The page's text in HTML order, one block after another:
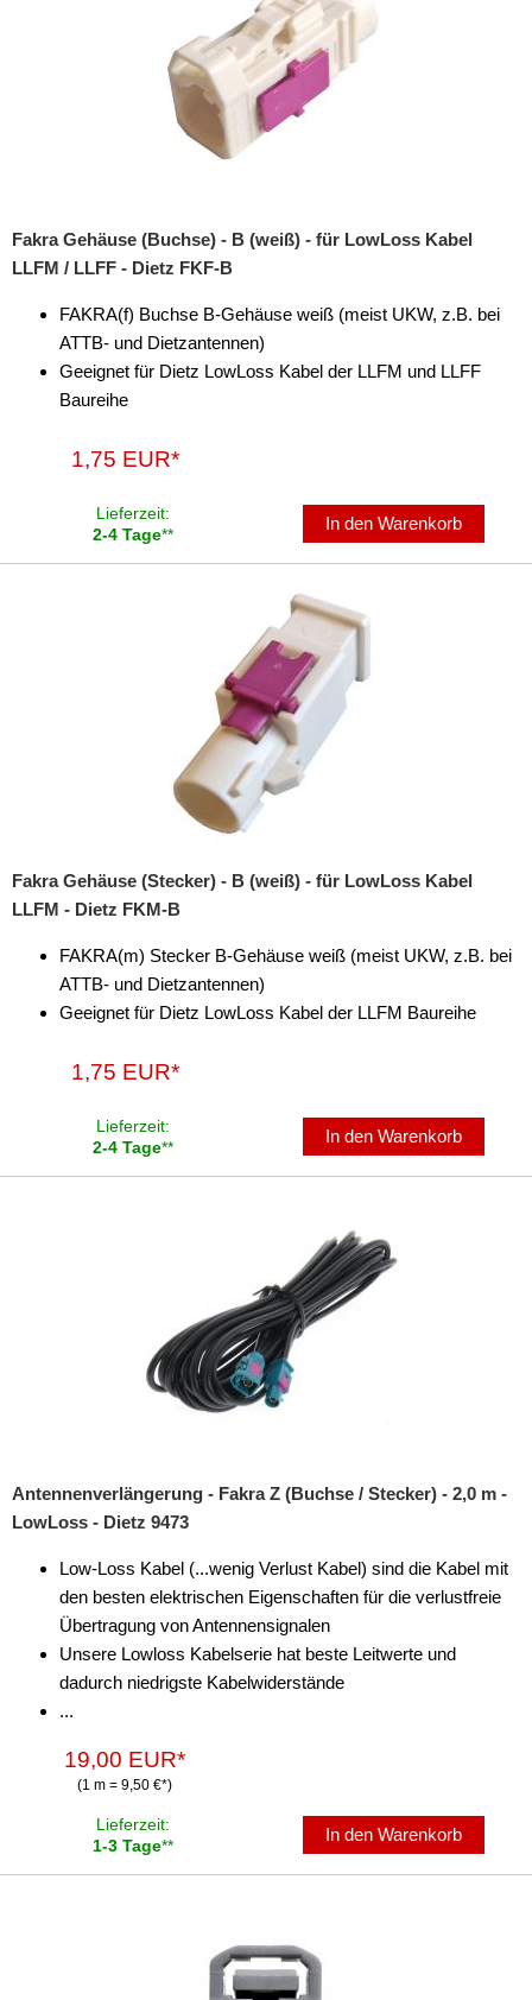
Fakra Gehäuse (Buchse) - B (weiß) - für LowLoss Kabel
LLFM / LLFF - Dietz FKF-B
FAKRA(f) Buchse B-Gehäuse weiß (meist UKW, z.B. bei
ATTB- und Dietzantennen)
Geeignet für Dietz LowLoss Kabel der LLFM und LLFF
Baureihe
1,75 EUR*
Lieferzeit:
2-4 Tage**
In den Warenkorb
Fakra Gehäuse (Stecker) - B (weiß) - für LowLoss Kabel
LLFM - Dietz FKM-B
FAKRA(m) Stecker B-Gehäuse weiß (meist UKW, z.B. bei
ATTB- und Dietzantennen)
Geeignet für Dietz LowLoss Kabel der LLFM Baureihe
1,75 EUR*
Lieferzeit:
2-4 Tage**
In den Warenkorb
Antennenverlängerung - Fakra Z (Buchse / Stecker) - 2,0 m -
LowLoss - Dietz 9473
Low-Loss Kabel (...wenig Verlust Kabel) sind die Kabel mit
den besten elektrischen Eigenschaften für die verlustfreie
Übertragung von Antennensignalen
Unsere Lowloss Kabelserie hat beste Leitwerte und
dadurch niedrigste Kabelwiderstände
...
19,00 EUR*
(1 m = 9,50 €*)
Lieferzeit:
1-3 Tage**
In den Warenkorb